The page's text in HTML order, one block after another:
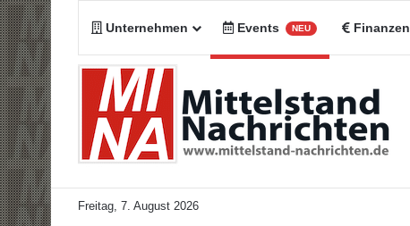
Unternehmen Events NEU Finanzen
Freitag, 7. August 2026